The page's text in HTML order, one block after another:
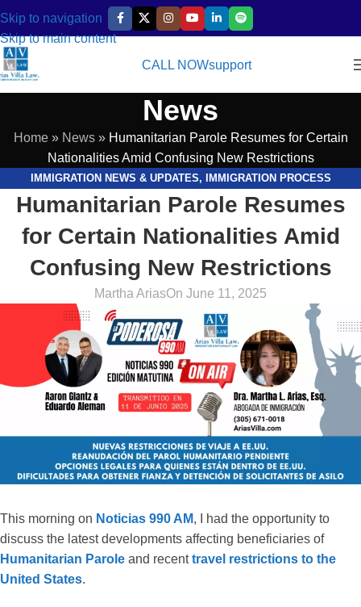
Skip to navigation
Skip to main content
CALL NOWsupport
News
Home» News» Humanitarian Parole Resumes for Certain
Nationalities Amid Confusing New Restrictions
IMMIGRATION NEWS & UPDATES,
IMMIGRATION PROCESS
EXPLAINED, VIDEOS
Humanitarian Parole Resumes
for Certain Nationalities Amid
Confusing New Restrictions
Martha AriasOn June 11, 2025
This morning on Noticias 990 AM, I had the opportunity to
discuss the latest developments affecting beneficiaries of
Humanitarian Parole and recenttravel restrictions to the
United States.